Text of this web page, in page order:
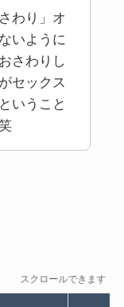
わり」オ
いように
さわりし
セックス
いうこと
スクロールできます